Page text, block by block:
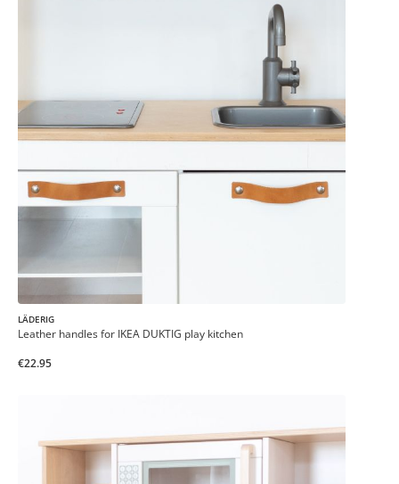
LÄDERIG
Leather handles for IKEA DUKTIG play kitchen
€22.95